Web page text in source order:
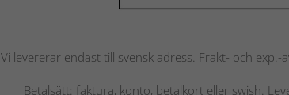
Vi levererar endast till svensk adress. Frakt- och
Betalsätt: faktura, konto, betalkort eller swish.